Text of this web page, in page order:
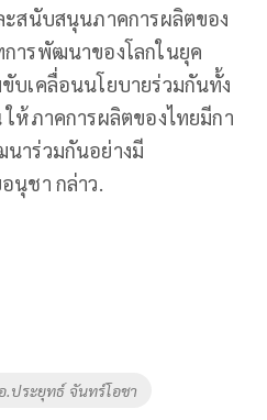
ะสนับสนุนภาคการผลิตของ
ารพัฒนาของโลกในยุค
บเคลื่อนนโยบายร่วมกันทั้ง
ห้ภาคการผลิตของไทยมีกา
าร่วมกันอย่างมี
นุชา กล่าว.
ประยุทธ์ จันทร์โอชา